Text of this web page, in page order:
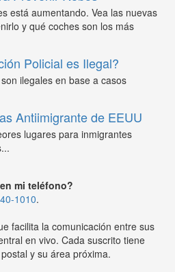
está aumentando. Vea las nuevas
y qué coches son los más
Policial es Ilegal?
ilegales en base a casos
Antiimigrante de EEUU
lugares para inmigrantes
mi teléfono?
1010.
facilita la comunicación entre sus
en vivo. Cada suscrito tiene
y su área próxima.